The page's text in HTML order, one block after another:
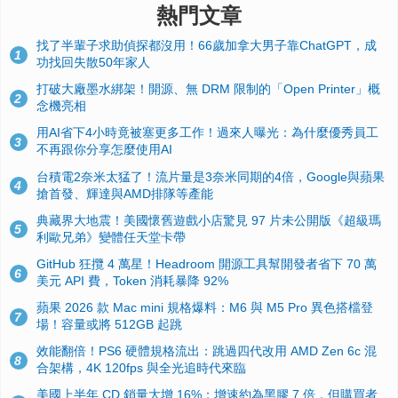
熱門文章
1
找了半輩子求助偵探都沒用！66歲加拿大男子靠ChatGPT，成
功找回失散50年家人
2
打破大廠墨水綁架！開源、無 DRM 限制的「Open Printer」概
念機亮相
3
用AI省下4小時竟被塞更多工作！過來人曝光：為什麼優秀員工
不再跟你分享怎麼使用AI
4
台積電2奈米太猛了！流片量是3奈米同期的4倍，Google與蘋果
搶首發、輝達與AMD排隊等產能
5
典藏界大地震！美國懷舊遊戲小店驚見 97 片未公開版《超級瑪
利歐兄弟》變體任天堂卡帶
6
GitHub 狂攬 4 萬星！Headroom 開源工具幫開發者省下 70 萬
美元 API 費，Token 消耗暴降 92%
7
蘋果 2026 款 Mac mini 規格爆料：M6 與 M5 Pro 異色搭檔登
場！容量或將 512GB 起跳
8
效能翻倍！PS6 硬體規格流出：跳過四代改用 AMD Zen 6c 混
合架構，4K 120fps 與全光追時代來臨
美國上半年 CD 銷量大增 16%：增速約為黑膠 7 倍，但購買者